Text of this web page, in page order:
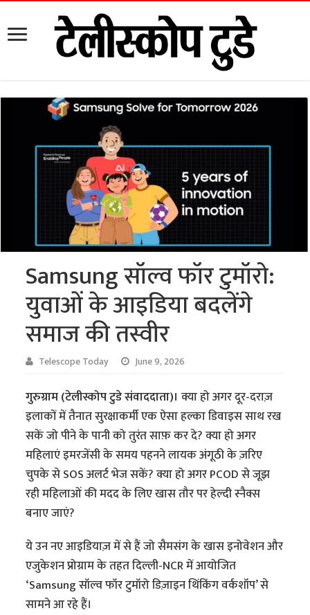
Samsung सॉल्व फॉर टुमॉरो:
युवाओं के आइडिया बदलेंगे
समाज की तस्वीर
Telescope Today June 9, 2026
गुरुग्राम (टेलीस्कोप टुडे संवाददाता)।क्या हो अगर दूर-दराज़
इलाकों में तैनात सुरक्षाकर्मी एक ऐसा हल्का डिवाइस साथ रख
सकें जो पीने के पानी को तुरंत साफ़ कर दे? क्या हो अगर
महिलाएं इमरजेंसी के समय पहनने लायक अंगूठी के ज़रिए
चुपके से SOS अलर्ट भेज सकें? क्या हो अगर PCOD से जूझ
रही महिलाओं की मदद के लिए खास तौर पर हेल्दी स्नैक्स
बनाए जाएं?
ये उन नए आइडियाज़ में से हैं जो सैमसंग के खास इनोवेशन और
एजुकेशन प्रोग्राम के तहत दिल्ली-NCR में आयोजित
‘Samsung सॉल्व फॉर टुमॉरो डिज़ाइन थिंकिंग वर्कशॉप’ से
सामने आ रहे हैं।